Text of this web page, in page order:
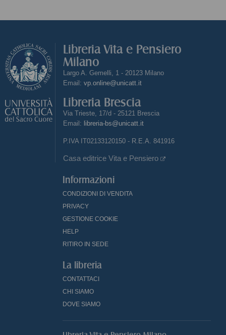
Libreria Vita e Pensiero
Milano
Largo A. Gemelli, 1 - 20123 Milano
Email: vp.online@unicatt.it
Libreria Brescia
Via Trieste, 17/d - 25121 Brescia
Email: libreria-bs@unicatt.it
P.IVA IT02133120150 - R.E.A. 841916
Casa editrice Vita e Pensiero
Informazioni
CONDIZIONI DI VENDITA
PRIVACY
GESTIONE COOKIE
HELP
RITIRO IN SEDE
La libreria
CONTATTACI
CHI SIAMO
DOVE SIAMO